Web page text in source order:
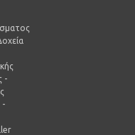
-
-